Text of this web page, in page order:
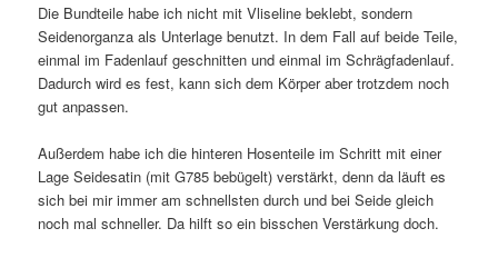
Die Bundteile habe ich nicht mit Vliseline beklebt, sondern
Seidenorganza als Unterlage benutzt. In dem Fall auf beide Teile,
einmal im Fadenlauf geschnitten und einmal im Schrägfadenlauf.
Dadurch wird es fest, kann sich dem Körper aber trotzdem noch
gut anpassen.
Außerdem habe ich die hinteren Hosenteile im Schritt mit einer
Lage Seidesatin (mit G785 bebügelt) verstärkt, denn da läuft es
sich bei mir immer am schnellsten durch und bei Seide gleich
noch mal schneller. Da hilft so ein bisschen Verstärkung doch.